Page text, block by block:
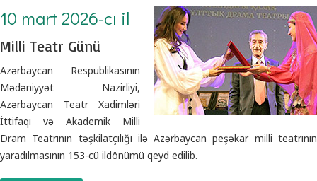
10 mart 2026-cı il
Milli Teatr Günü
Azərbaycan Respublikasının
Mədəniyyət Nazirliyi,
Azərbaycan Teatr Xadimləri
İttifaqı və Akademik Milli
Dram Teatrının təşkilatçılığı ilə Azərbaycan peşəkar milli teatrının
yaradılmasının 153-cü ildönümü qeyd edilib.